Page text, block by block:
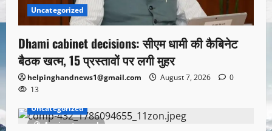
Uncategorized
Dhami cabinet decisions: सीएम धामी की कैबिनेट
बैठक खत्म, 15 प्रस्तावों पर लगी मुहर
helpinghandnews1@gmail.com August 7, 2026
0
13
1 minute read
Uncategorized